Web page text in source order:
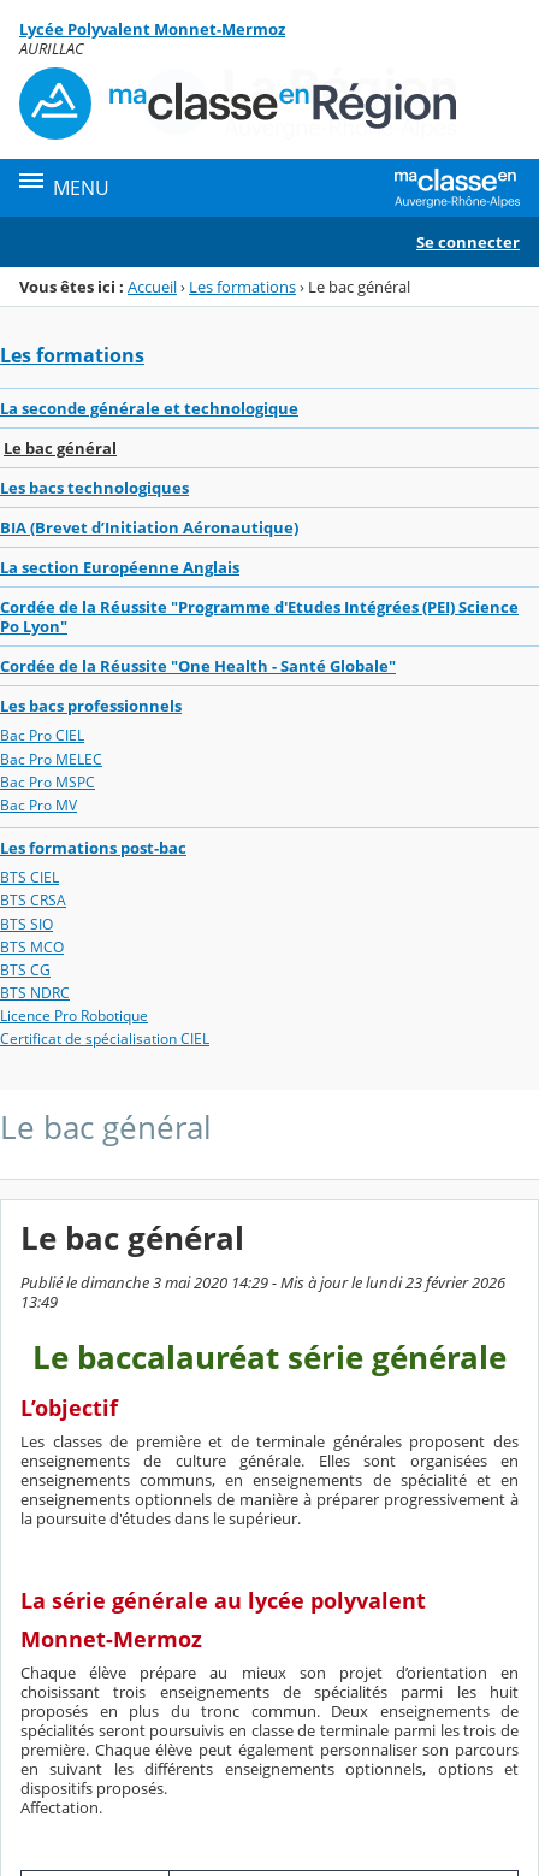
Menu de la rubrique
Contenu
Lycée Polyvalent Monnet-Mermoz
AURILLAC
MENU
Se connecter
Vous êtes ici : Accueil› Les formations› Le bac général
Les formations
La seconde générale et technologique
Le bac général
Les bacs technologiques
BIA (Brevet d’Initiation Aéronautique)
La section Européenne Anglais
Cordée de la Réussite "Programme d'Etudes Intégrées (PEI) Science
Po Lyon"
Cordée de la Réussite "One Health - Santé Globale"
Les bacs professionnels
Bac Pro CIEL
Bac Pro MELEC
Bac Pro MSPC
Bac Pro MV
Les formations post-bac
BTS CIEL
BTS CRSA
BTS SIO
BTS MCO
BTS CG
BTS NDRC
Licence Pro Robotique
Certificat de spécialisation CIEL
Le bac général
Le bac général
Publié le dimanche 3 mai 2020 14:29 - Mis à jour le lundi 23 février 2026
13:49
Le baccalauréat série générale
L’objectif
Les classes de première et de terminale générales proposent des
enseignements de culture générale. Elles sont organisées en
enseignements communs, en enseignements de spécialité et en
enseignements optionnels de manière à préparer progressivement à
la poursuite d'études dans le supérieur.
La série générale au lycée polyvalent
Monnet-Mermoz
Chaque élève prépare au mieux son projet d’orientation en
choisissant trois enseignements de spécialités parmi les huit
proposés en plus du tronc commun. Deux enseignements de
spécialités seront poursuivis en classe de terminale parmi les trois de
première. Chaque élève peut également personnaliser son parcours
en suivant les différents enseignements optionnels, options et
dispositifs proposés.
Affectation.